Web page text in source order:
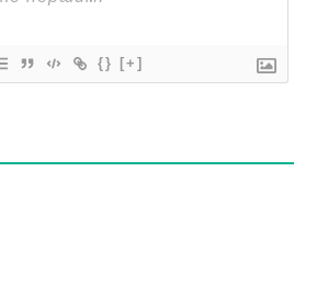
{} [+]